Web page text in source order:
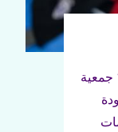
نحن نقدم الدعم لأعضائنا من خلال 174 جمعية